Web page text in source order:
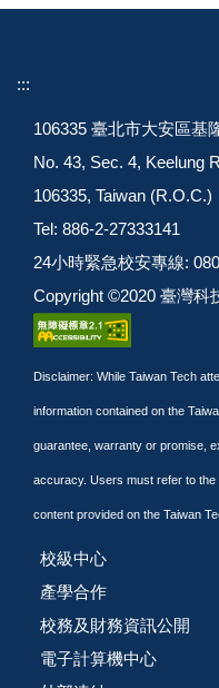
:::
106335 臺北市大安區基
No. 43, Sec. 4, Keelung
106335, Taiwan (R.O.C.)
Tel: 886-2-27333141
24小時緊急校安專線:
Copyright ©2020 臺灣科
Disclaimer: While Taiwan Tech
information contained on the
guarantee, warranty or promise,
accuracy. Users must refer to the
content provided on the Taiwan
校級中心
產學合作
校務及財務資訊公開
電子計算機中心